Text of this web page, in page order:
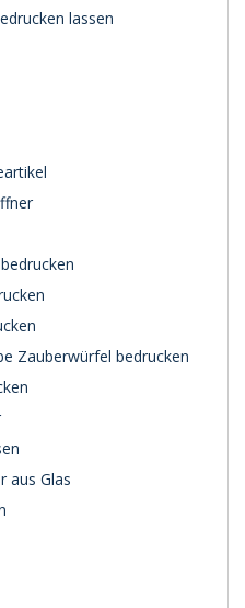
lassen
Zauberwürfel bedrucken
aus Glas